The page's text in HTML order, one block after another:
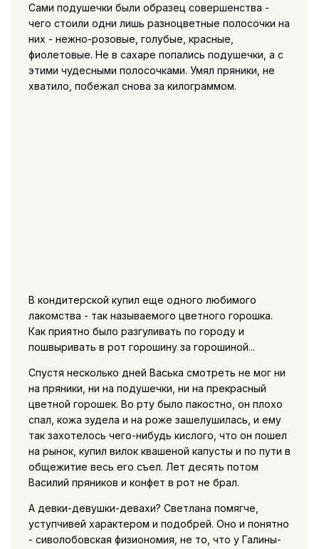
Сами подушечки были образец совершенства -
чего стоили одни лишь разноцветные полосочки на
них - нежно-розовые, голубые, красные,
фиолетовые. Не в сахаре попались подушечки, а с
этими чудесными полосочками. Умял пряники, не
хватило, побежал снова за килограммом.
В кондитерской купил еще одного любимого
лакомства - так называемого цветного горошка.
Как приятно было разгуливать по городу и
пошвыривать в рот горошину за горошиной...
Спустя несколько дней Васька смотреть не мог ни
на пряники, ни на подушечки, ни на прекрасный
цветной горошек. Во рту было пакостно, он плохо
спал, кожа зудела и на роже зашелушилась, и ему
так захотелось чего-нибудь кислого, что он пошел
на рынок, купил вилок квашеной капусты и по пути в
общежитие весь его съел. Лет десять потом
Василий пряников и конфет в рот не брал.
А девки-девушки-девахи? Светлана помягче,
уступчивей характером и подобрей. Оно и понятно
- сиволобовская физиономия, не то, что у Галины-